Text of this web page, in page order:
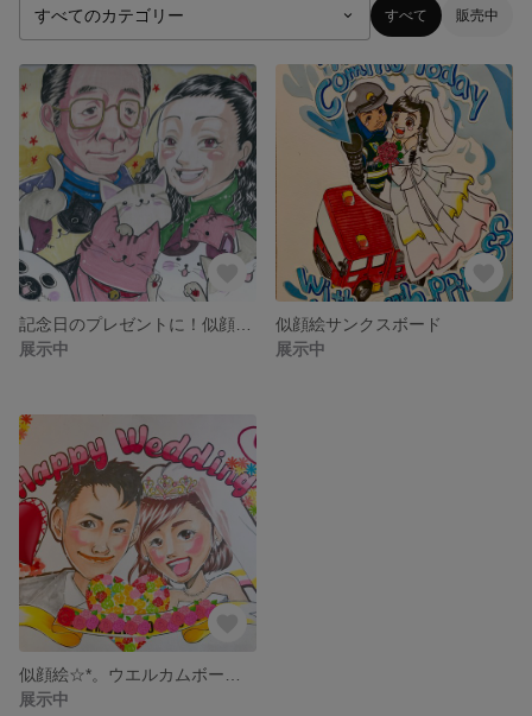
すべて 販売中
展示中
似顔絵サンクスボード
展示中
展示中